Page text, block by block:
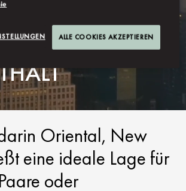
Oriental, New
eine ideale Lage für
oder
ALLE COOKIES AKZEPTIEREN